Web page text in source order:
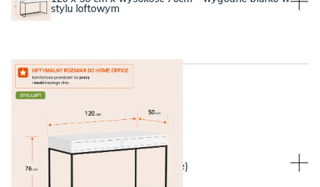
stylu loftowym
WYBIERZ KOLOR NÓŻEK:
WYBIERZ KOLOR NÓŻEK:
Czarne nogi LOFTA (stalowe)